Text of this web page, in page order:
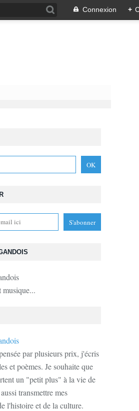
Connexion +
musique...
par plusieurs prix, j'écris
et poèmes. Je souhaite que
un "petit plus" à la vie de
transmettre mes
l'histoire et de la culture.